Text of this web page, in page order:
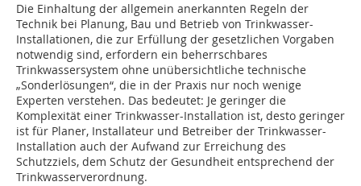
Die Einhaltung der allgemein anerkannten Regeln der
Technik bei Planung, Bau und Betrieb von Trinkwasser-
Installationen, die zur Erfüllung der gesetzlichen Vorgaben
notwendig sind, erfordern ein beherrschbares
Trinkwassersystem ohne unübersichtliche technische
„Sonderlösungen“, die in der Praxis nur noch wenige
Experten verstehen. Das bedeutet: Je geringer die
Komplexität einer Trinkwasser-Installation ist, desto geringer
ist für Planer, Installateur und Betreiber der Trinkwasser-
Installation auch der Aufwand zur Erreichung des
Schutzziels, dem Schutz der Gesundheit entsprechend der
Trinkwasserverordnung.